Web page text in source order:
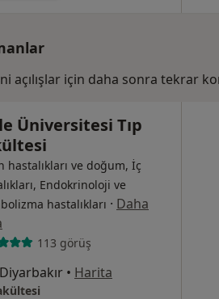
açılışlar için daha sonra tekrar
Üniversitesi Tıp
hastalıkları ve doğum, İç
Endokrinoloji ve
hastalıkları · Daha
113 görüş
• Harita